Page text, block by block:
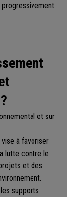
progressivement
et sur
à favoriser
lutte contre le
et des
supports